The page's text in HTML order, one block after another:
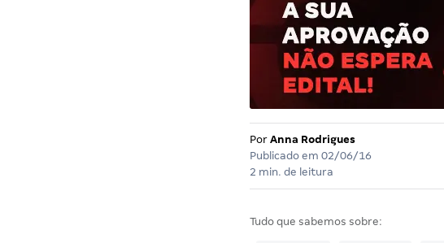
Por Anna Rodrigues
Publicado em 02/06/16
2 min. de leitura
Tudo que sabemos sobre: